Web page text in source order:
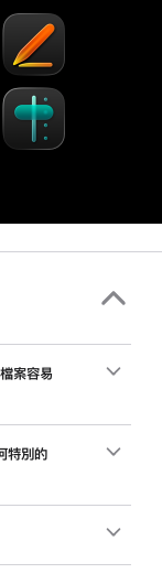
案容易
特別的